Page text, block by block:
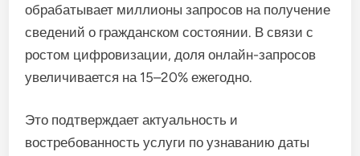
обрабатывает миллионы запросов на получение
сведений о гражданском состоянии. В связи с
ростом цифровизации, доля онлайн-запросов
увеличивается на 15–20% ежегодно.
Это подтверждает актуальность и
востребованность услуги по узнаванию даты